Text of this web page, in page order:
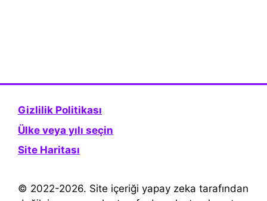
Gizlilik Politikası
Ülke veya yılı seçin
Site Haritası
© 2022-2026. Site içeriği yapay zeka tarafından